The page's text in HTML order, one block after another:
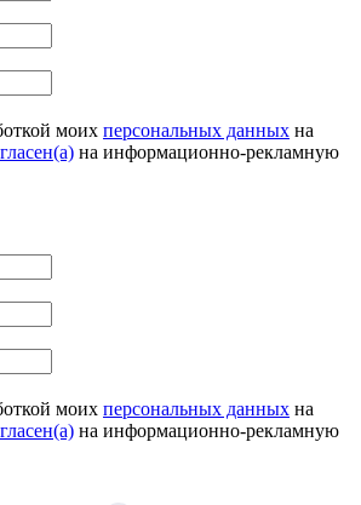
моих персональных данных на
на информационно-рекламную
моих персональных данных на
на информационно-рекламную